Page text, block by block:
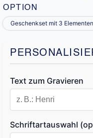
OPTION
Geschenkset mit 3 Elementen
Text zum Gravieren
Schriftartauswahl